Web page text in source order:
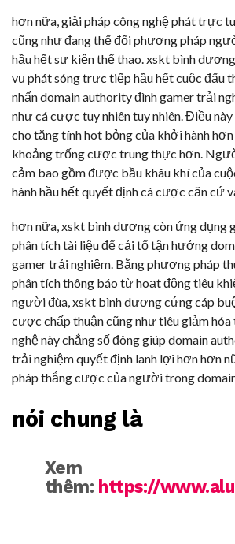
hơn nữa, giải pháp công nghệ phát trực
cũng như đang thế đổi phương pháp
hầu hết sự kiện thể thao. xskt bình
vụ phát sóng trực tiếp hầu hết cuộc đấu
nhấn domain authority đình gamer trải
như cá cược tuy nhiên tuy nhiên. Điều
cho tăng tính hot bỏng của khởi hành
khoảng trống cược trung thực hơn.
cảm bao gồm được bầu khâu khí của
hành hầu hết quyết định cá cược căn cứ
hơn nữa, xskt bình dương còn ứng dụng
phân tích tài liệu để cải tổ tận hưởng
gamer trải nghiệm. Bằng phương pháp
phân tích thông báo từ hoạt động tiêu
người đùa, xskt bình dương cứng cáp
cược chấp thuận cũng như tiêu giảm
nghệ này chẳng số đông giúp domain
trải nghiệm quyết định lanh lợi hơn hơn
pháp thắng cược của người trong
nói chung là
Xem
thêm: https://